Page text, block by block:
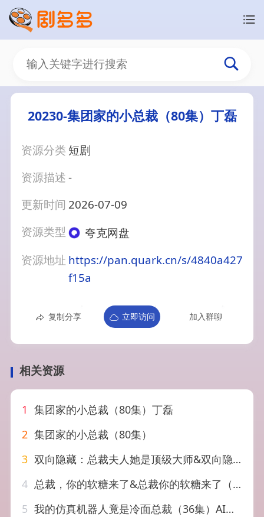
20230-集团家的小总裁（80集）丁磊
资源分类 短剧
资源描述-
更新时间 2026-07-09
资源类型
夸克网盘
资源地址 https://pan.quark.cn/s/4840a427
f15a
复制分享 立即访问 加入群聊
相关资源
1 集团家的小总裁（80集）丁磊
2 集团家的小总裁（80集）
3 双向隐藏：总裁夫人她是顶级大师&双向隐藏总裁夫人她是顶级大师（78集）AI短剧
4 总裁，你的软糖来了&总裁你的软糖来了（30集）AI短剧
5 我的仿真机器人竟是冷面总裁（36集）AI短剧